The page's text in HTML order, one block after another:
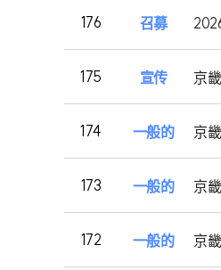
176 召募
175 宣传 京
174 一般的 京
173 一般的 京
172 一般的 京